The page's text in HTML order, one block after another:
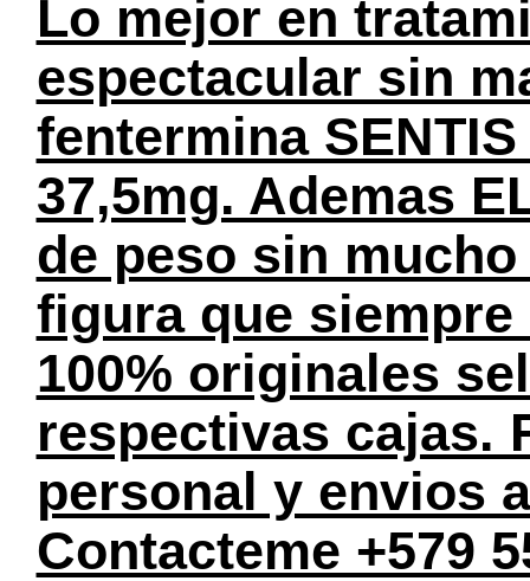
Lo mejor en
espectacular sin
fentermina
37,5mg. Ademas
de peso sin
figura que
100% originales
respectivas cajas.
personal y envios
Contacteme +579